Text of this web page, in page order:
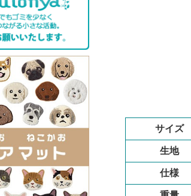
サイズ
生地
仕様